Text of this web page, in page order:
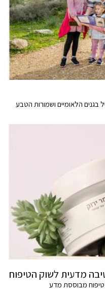
בגנים הלאומיים ושמורות הטבע
טיפוח מבוססת מדע